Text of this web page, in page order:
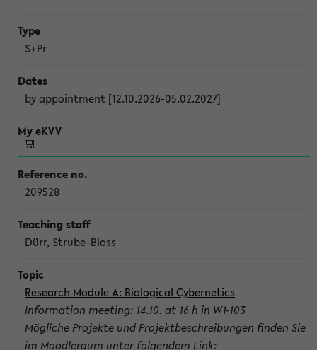
S+Pr
by appointment [12.10.2026-05.02.2027]
209528
Dürr, Strube-Bloss
Research Module A: Biological Cybernetics
Information meeting: 14.10. at 16 h in W1-103
Mögliche Projekte und Projektbeschreibungen finden Sie
im Moodleraum unter folgendem Link: